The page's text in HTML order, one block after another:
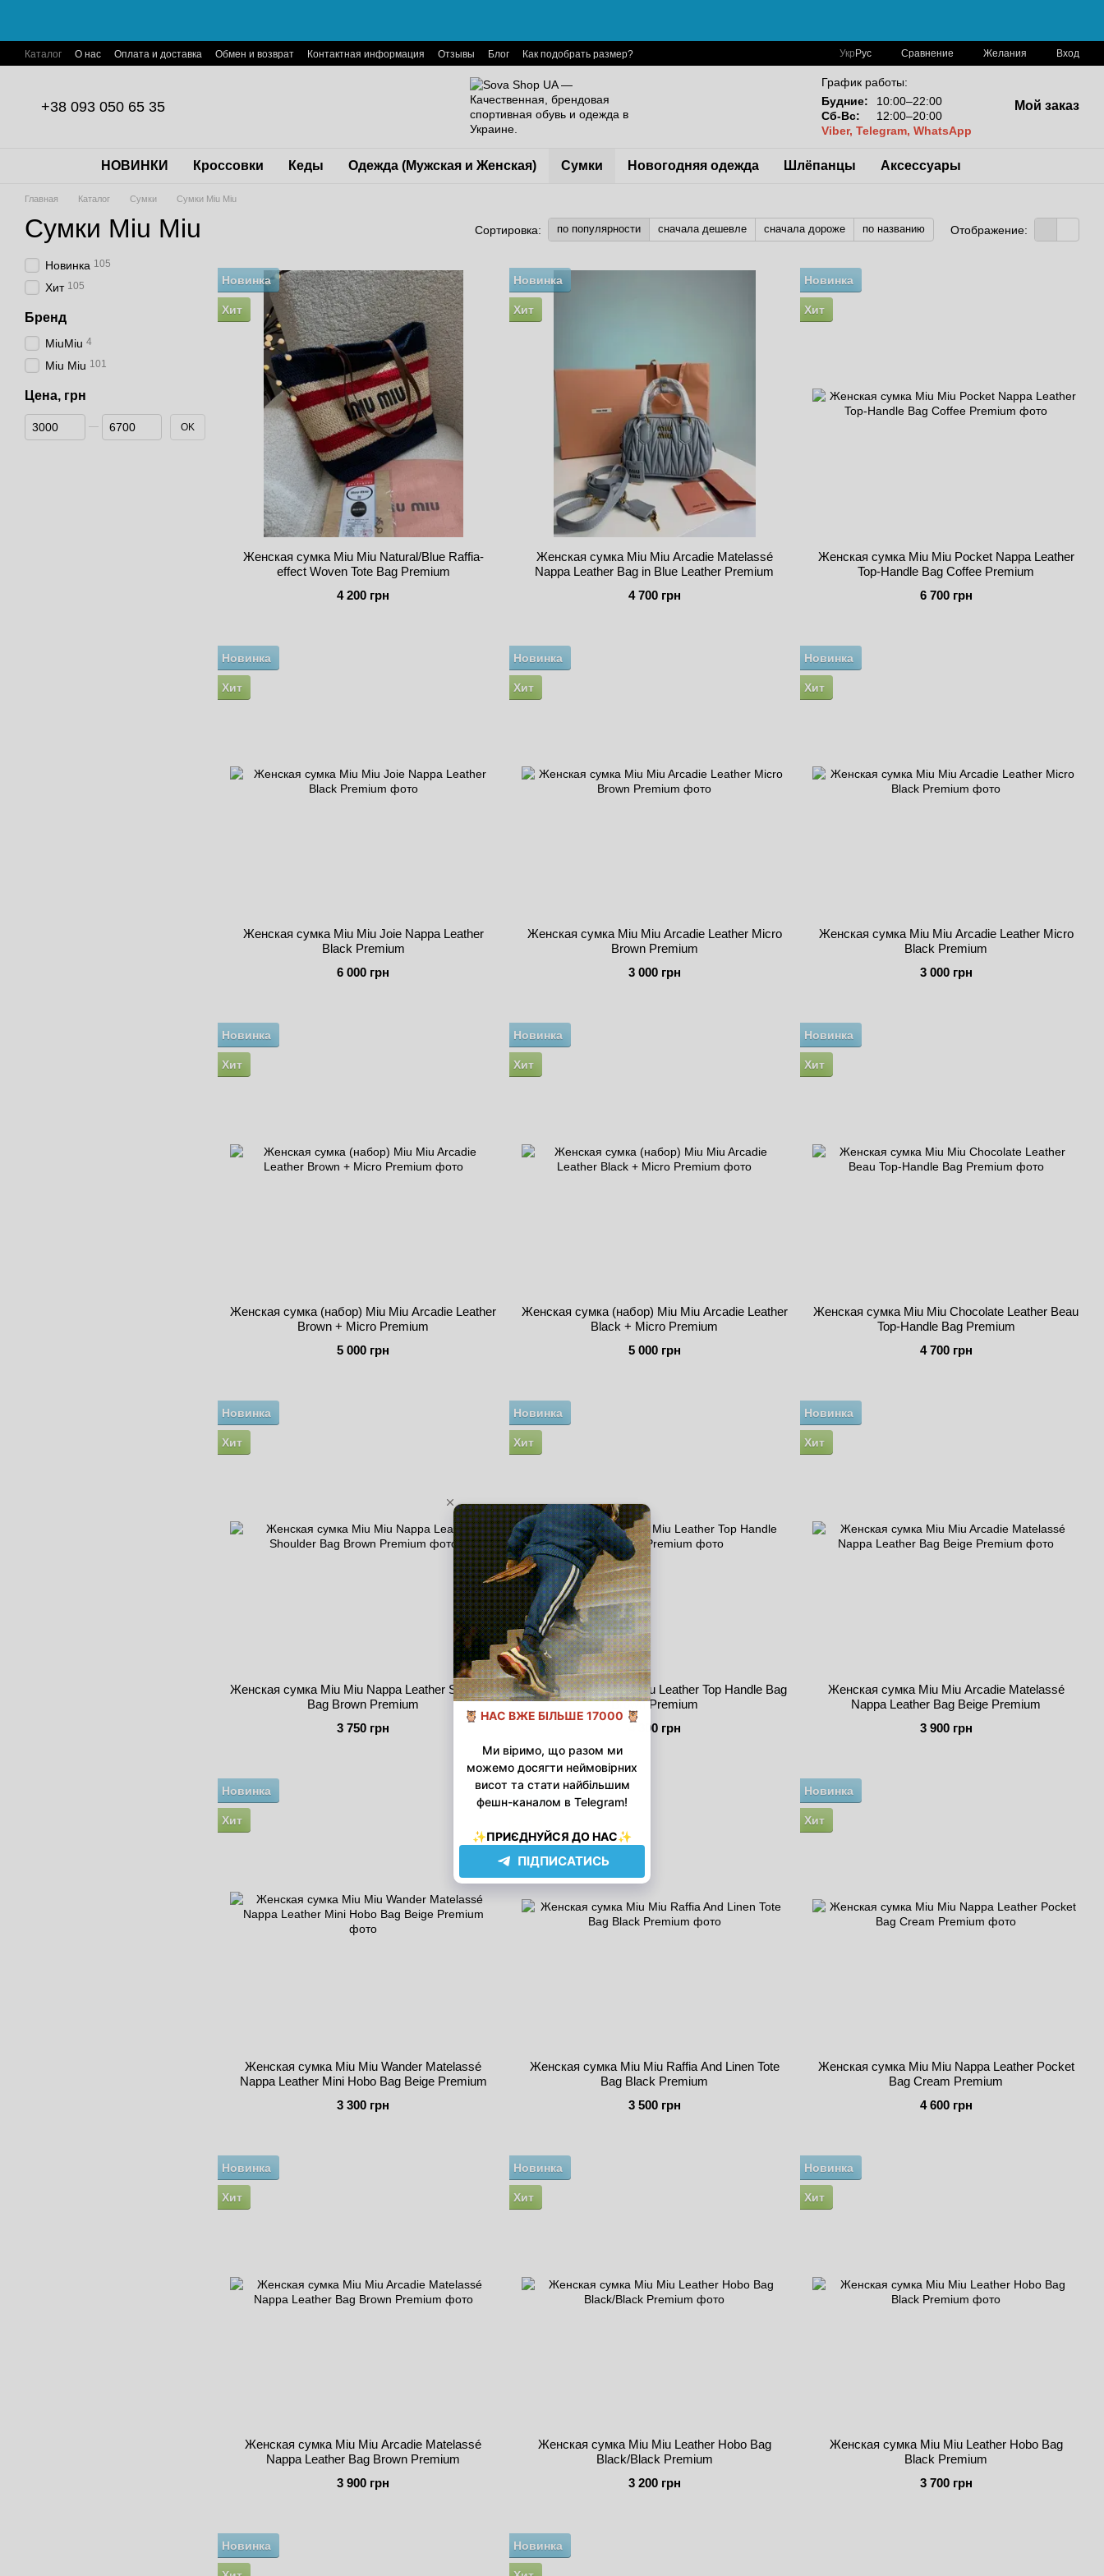
Каталог О нас Оплата и доставка Обмен и возврат Контактная информация Отзывы Блог
Как подобрать размер?
Укр Рус Сравнение Желания Вход
+38 093 050 65 35
График работы:
Будние:
10:00–22:00
Сб-Вс:
12:00–20:00
Viber, Telegram, WhatsApp
Мой заказ
НОВИНКИ Кроссовки Кеды Одежда (Мужская и Женская) Сумки Новогодняя одежда Шлёпанцы Аксессуары
Главная Каталог Сумки Сумки Miu Miu
Сумки Miu Miu Сортировка: по популярности сначала дешевле сначала дороже по названию Отображение:
Новинка
Хит
Женская сумка Miu Miu Natural/Blue Raffia-
effect Woven Tote Bag Premium
4 200 грн
Новинка
Хит
Женская сумка Miu Miu Arcadie Matelassé
Nappa Leather Bag in Blue Leather Premium
4 700 грн
Новинка
Хит
Женская сумка Miu Miu Pocket Nappa Leather
Top-Handle Bag Coffee Premium
6 700 грн
Новинка
Хит
Женская сумка Miu Miu Joie Nappa Leather
Black Premium
6 000 грн
Новинка
Хит
Женская сумка Miu Miu Arcadie Leather Micro
Brown Premium
3 000 грн
Новинка
Хит
Женская сумка Miu Miu Arcadie Leather Micro
Black Premium
3 000 грн
Новинка
Хит
Женская сумка (набор) Miu Miu Arcadie Leather
Brown + Micro Premium
5 000 грн
Новинка
Хит
Женская сумка (набор) Miu Miu Arcadie Leather
Black + Micro Premium
5 000 грн
Новинка
Хит
Женская сумка Miu Miu Chocolate Leather Beau
Top-Handle Bag Premium
4 700 грн
Новинка
Хит
Женская сумка Miu Miu Nappa Leather Shoulder
Bag Brown Premium
3 750 грн
Новинка
Хит
Женская сумка Miu Miu Leather Top Handle Bag
Brown Premium
4 300 грн
Новинка
Хит
Женская сумка Miu Miu Arcadie Matelassé
Nappa Leather Bag Beige Premium
3 900 грн
Новинка
Хит
Женская сумка Miu Miu Wander Matelassé
Nappa Leather Mini Hobo Bag Beige Premium
3 300 грн
Новинка
Женская сумка Miu Miu Raffia And Linen Tote
Bag Black Premium
3 500 грн
Новинка
Хит
Женская сумка Miu Miu Nappa Leather Pocket
Bag Cream Premium
4 600 грн
Новинка
Хит
Женская сумка Miu Miu Arcadie Matelassé
Nappa Leather Bag Brown Premium
3 900 грн
Новинка
Хит
Женская сумка Miu Miu Leather Hobo Bag
Black/Black Premium
3 200 грн
Новинка
Хит
Женская сумка Miu Miu Leather Hobo Bag
Black Premium
3 700 грн
Новинка Новинка
Новинка 105
Хит 105
Бренд
MiuMiu 4
Miu Miu 101
Цена, грн
От Цена, грн
До Цена, грн OK